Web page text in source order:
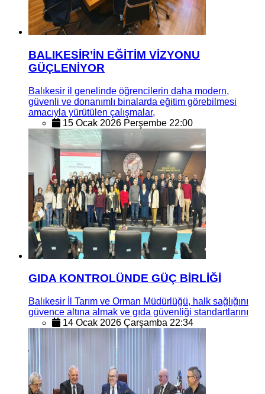
BALIKESİR’İN EĞİTİM VİZYONU
GÜÇLENİYOR
Balıkesir il genelinde öğrencilerin daha modern,
güvenli ve donanımlı binalarda eğitim görebilmesi
amacıyla yürütülen çalışmalar,
15 Ocak 2026 Perşembe 22:00
GIDA KONTROLÜNDE GÜÇ BİRLİĞİ
Balıkesir İl Tarım ve Orman Müdürlüğü, halk sağlığını
güvence altına almak ve gıda güvenliği standartlarını
14 Ocak 2026 Çarşamba 22:34